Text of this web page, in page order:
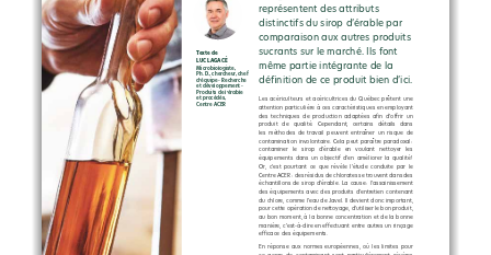
représentent des attributs
distinctifs du sirop d’érable par
comparaison aux autres produits
sucrants sur le marché. Ils font
même partie intégrante de la
définition de ce produit bien d’ici.
Les  acériculteurs  et  acéricultrices  du  Québec  prêtent  une
attention particulière à ces caractéristiques en employant
des  techniques  de  production  adaptées  afin  d’offrir  un
produit   de   qualité.   Cependant,   certains   détails   dans
les  méthodes  de  travail  peuvent  entraîner  un  risque  de
contamination involontaire. Cela peut paraître paradoxal
contaminer   le   sirop   d’érable   en   voulant   nettoyer   les
équipements  dans  un  objectif  d’en  améliorer  la  qualité !
Or,  c’est  pourtant  ce  que  révèle  l’étude  conduite  par  le
Centre ACER
: des résidus de chlorates se trouvent dans des
échantillons  de  sirop  d’érable.  La  cause :  l’assainissement
des équipements avec des produits d’entretien contenant
du chlore, comme l’eau de Javel. Il devient donc important,
pour cette opération de nettoyage, d’utiliser le bon produit,
au bon moment, à la bonne concentration et de la bonne
manière, c’est-à-dire en effectuant entre autres un rinçage
efficace des équipements.
En  réponse  aux  normes  européennes,  où  les  limites  pour
ce  genre  de  contaminant  sont  particulièrement  sévères
Texte de
LUC LAGACÉ
Microbiologiste,
Ph. D., chercheur, chef
d’équipe - Recherche
et développement -
Produits de l’érable
et procédés,
Centre ACER